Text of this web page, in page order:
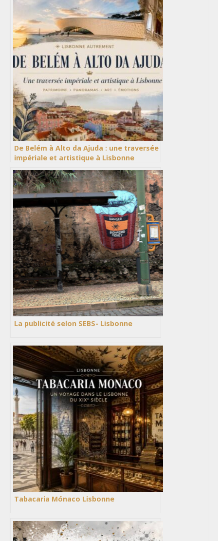
De Belém à Alto da Ajuda : une traversée
impériale et artistique à Lisbonne
La publicité selon SEBS- Lisbonne
Tabacaria Mónaco Lisbonne